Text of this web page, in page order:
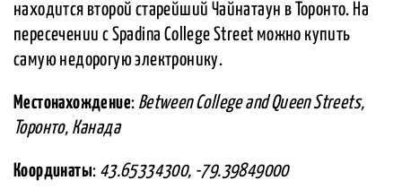
находится второй старейший Чайнатаун в Торонто. На
пересечении с Spadina College Street можно купить
самую недорогую электронику.
Местонахождение: Between College and Queen Streets,
Торонто, Канада
Координаты: 43.65334300, -79.39849000